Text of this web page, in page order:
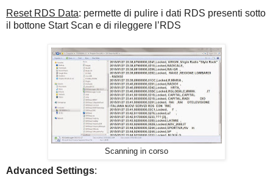
Reset RDS Data: permette di pulire i dati RDS presenti sotto
il bottone Start Scan e di rileggere l’RDS
Scanning in corso
Advanced Settings: